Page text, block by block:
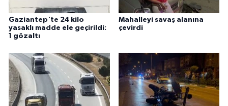
Gaziantep'te 24 kilo
yasaklı madde ele geçirildi:
1 gözaltı
Mahalleyi savaş alanına
çevirdi